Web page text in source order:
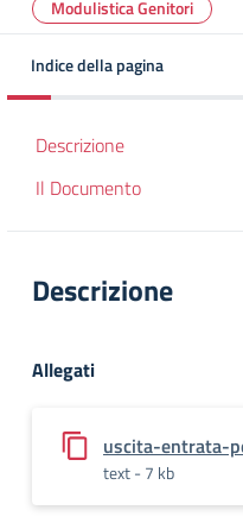
Modulistica Genitori
Indice della pagina
Descrizione
Il Documento
Descrizione
Allegati
uscita-entrata-
text - 7 kb